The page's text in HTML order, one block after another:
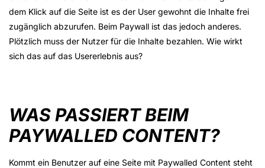
dem Klick auf die Seite ist es der User gewohnt die Inhalte frei
zugänglich abzurufen. Beim Paywall ist das jedoch anderes.
Plötzlich muss der Nutzer für die Inhalte bezahlen. Wie wirkt
sich das auf das Usererlebnis aus?
WAS PASSIERT BEIM
PAYWALLED CONTENT?
Kommt ein Benutzer auf eine Seite mit Paywalled Content steht